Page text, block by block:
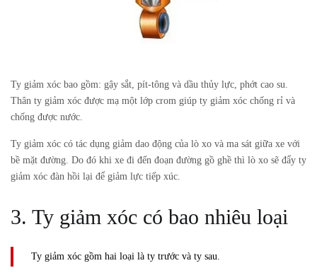
Ty giảm xóc bao gồm: gậy sắt, pít-tông và dầu thủy lực, phớt cao su.
Thân ty giảm xóc được mạ một lớp crom giúp ty giảm xóc chống rỉ và
chống được nước.
Ty giảm xóc có tác dụng giảm dao động của lò xo và ma sát giữa xe với
bề mặt đường. Do đó khi xe đi đến đoạn đường gồ ghề thì lò xo sẽ đẩy ty
giảm xóc đàn hồi lại để giảm lực tiếp xúc.
3. Ty giảm xóc có bao nhiêu loại
Ty giảm xóc gồm hai loại là ty trước và ty sau.